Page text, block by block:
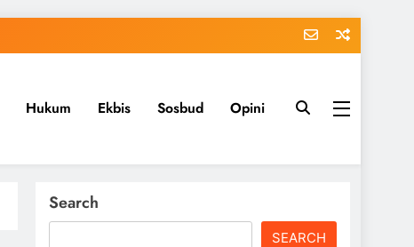
Hukum Ekbis Sosbud Opini
Search
SEARCH